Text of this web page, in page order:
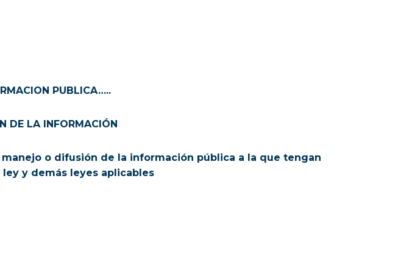
PUBLICA…..
DE LA INFORMACIÓN
o difusión de la información pública a la que tengan
y demás leyes aplicables